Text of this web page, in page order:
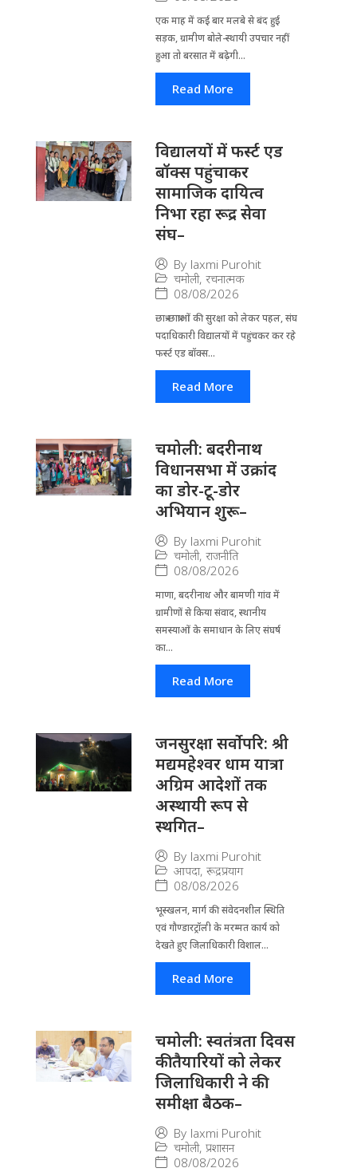
एक माह में कई बार मलबे से बंद हुई
सड़क, ग्रामीण बोले-स्थायी उपचार नहीं
हुआ तो बरसात में बढ़ेगी...
Read More
विद्यालयों में फर्स्ट एड
बॉक्स पहुंचाकर
सामाजिक दायित्व
निभा रहा रूद्र सेवा
संघ–
By laxmi Purohit
चमोली, रचनात्मक
08/08/2026
छात्र-छात्राओं की सुरक्षा को लेकर पहल, संघ
पदाधिकारी विद्यालयों में पहुंचकर कर रहे
फर्स्ट एड बॉक्स...
Read More
चमोली: बदरीनाथ
विधानसभा में उक्रांद
का डोर-टू-डोर
अभियान शुरू–
By laxmi Purohit
चमोली, राजनीति
08/08/2026
माणा, बदरीनाथ और बामणी गांव में
ग्रामीणों से किया संवाद, स्थानीय
समस्याओं के समाधान के लिए संघर्ष
का...
Read More
जनसुरक्षा सर्वोपरि: श्री
मद्यमहेश्वर धाम यात्रा
अग्रिम आदेशों तक
अस्थायी रूप से
स्थगित–
By laxmi Purohit
आपदा, रूद्रप्रयाग
08/08/2026
भूस्खलन, मार्ग की संवेदनशील स्थिति
एवं गौण्डारट्रॉली के मरम्मत कार्य को
देखते हुए जिलाधिकारी विशाल...
Read More
चमोली: स्वतंत्रता दिवस
की तैयारियों को लेकर
जिलाधिकारी ने की
समीक्षा बैठक–
By laxmi Purohit
चमोली, प्रशासन
08/08/2026